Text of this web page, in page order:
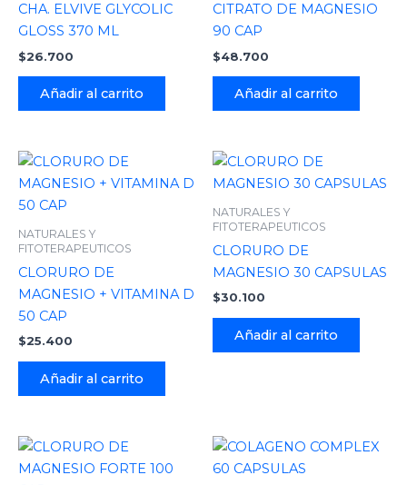
CHA. ELVIVE GLYCOLIC
GLOSS 370 ML
$26.700
Añadir al carrito
CITRATO DE MAGNESIO
90 CAP
$48.700
Añadir al carrito
NATURALES Y
FITOTERAPEUTICOS
CLORURO DE
MAGNESIO + VITAMINA D
50 CAP
$25.400
Añadir al carrito
NATURALES Y
FITOTERAPEUTICOS
CLORURO DE
MAGNESIO 30 CAPSULAS
$30.100
Añadir al carrito